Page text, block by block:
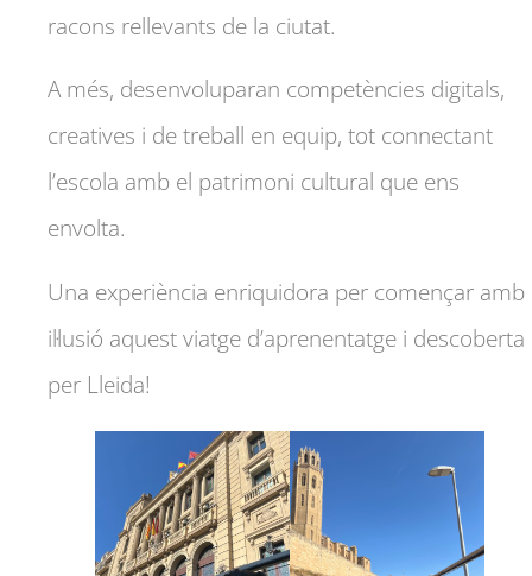
racons rellevants de la ciutat.
A més, desenvoluparan competències digitals,
creatives i de treball en equip, tot connectant
l’escola amb el patrimoni cultural que ens
envolta.
Una experiència enriquidora per començar amb
il·lusió aquest viatge d’aprenentatge i descoberta
per Lleida!